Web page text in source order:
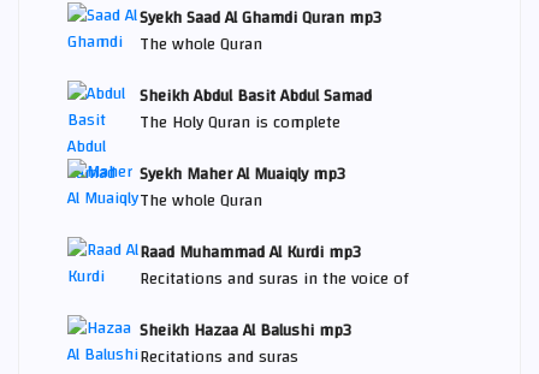
Syekh Saad Al Ghamdi Quran mp3
The whole Quran
Sheikh Abdul Basit Abdul Samad
The Holy Quran is complete
Syekh Maher Al Muaiqly mp3
The whole Quran
Raad Muhammad Al Kurdi mp3
Recitations and suras in the voice of
Sheikh Hazaa Al Balushi mp3
Recitations and suras